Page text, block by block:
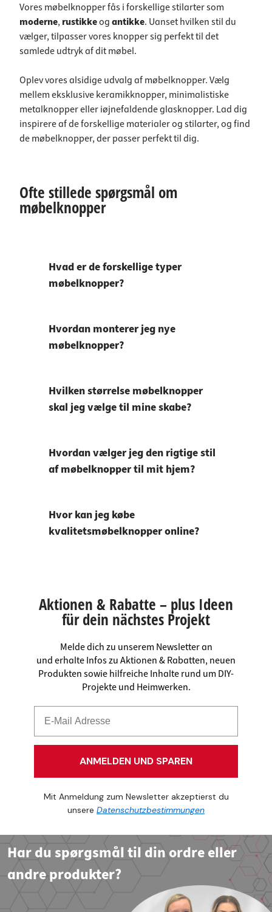
Vores møbelknopper fås i forskellige stilarter som
moderne, rustikkeogantikke. Uanset hvilken stil du
vælger, tilpasser vores knopper sig perfekt til det
samlede udtryk af dit møbel.
Oplev vores alsidige udvalg af møbelknopper. Vælg
mellem eksklusive keramikknopper, minimalistiske
metalknopper eller iøjnefaldende glasknopper. Lad dig
inspirere af de forskellige materialer og stilarter, og find
de møbelknopper, der passer perfekt til dig.
Ofte stillede spørgsmål om
møbelknopper
Hvad er de forskellige typer
møbelknopper?
Hvordan monterer jeg nye
møbelknopper?
Hvilken størrelse møbelknopper
skal jeg vælge til mine skabe?
Hvordan vælger jeg den rigtige stil
af møbelknopper til mit hjem?
Hvor kan jeg købe
kvalitetsmøbelknopper online?
Aktionen & Rabatte – plus Ideen
für dein nächstes Projekt
Melde dich zu unserem Newsletter an
und erhalte Infos zu Aktionen & Rabatten, neuen
Produkten sowie hilfreiche Inhalte rund um DIY-
Projekte und Heimwerken.
ANMELDEN UND SPAREN
Mit Anmeldung zum Newsletter akzeptierst du
unsere Datenschutzbestimmungen
Har du spørgsmål til din ordre eller
andre produkter?